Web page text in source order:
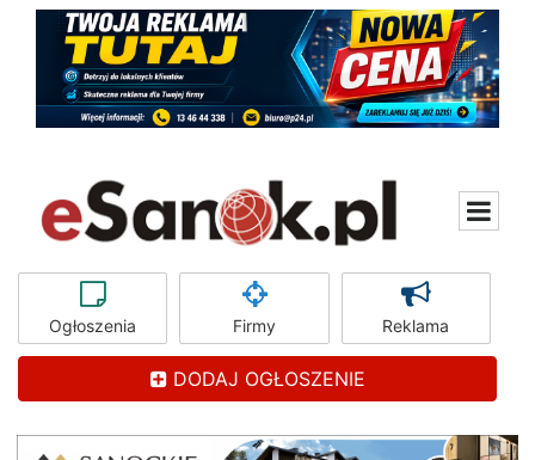
Ogłoszenia Firmy Reklama
DODAJ OGŁOSZENIE